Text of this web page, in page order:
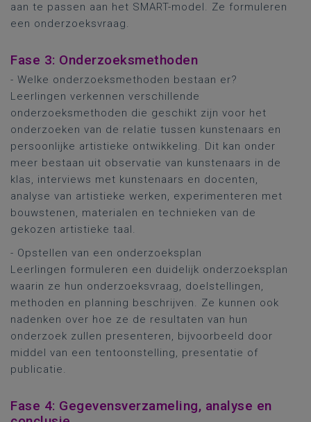
aan te passen aan het SMART-model. Ze formuleren
een onderzoeksvraag.
Fase 3: Onderzoeksmethoden
- Welke onderzoeksmethoden bestaan er?
Leerlingen verkennen verschillende
onderzoeksmethoden die geschikt zijn voor het
onderzoeken van de relatie tussen kunstenaars en
persoonlijke artistieke ontwikkeling. Dit kan onder
meer bestaan uit observatie van kunstenaars in de
klas, interviews met kunstenaars en docenten,
analyse van artistieke werken, experimenteren met
bouwstenen, materialen en technieken van de
gekozen artistieke taal.
- Opstellen van een onderzoeksplan
Leerlingen formuleren een duidelijk onderzoeksplan
waarin ze hun onderzoeksvraag, doelstellingen,
methoden en planning beschrijven. Ze kunnen ook
nadenken over hoe ze de resultaten van hun
onderzoek zullen presenteren, bijvoorbeeld door
middel van een tentoonstelling, presentatie of
publicatie.
Fase 4: Gegevensverzameling, analyse en